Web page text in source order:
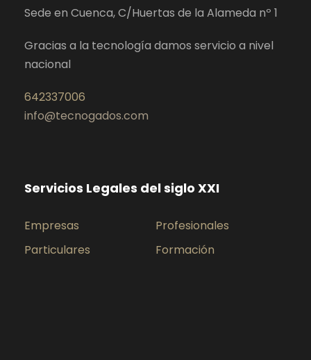
Sede en Cuenca, C/Huertas de la Alameda nº 1
Gracias a la tecnología damos servicio a nivel
nacional
642337006
info@tecnogados.com
Servicios Legales del siglo XXI
Empresas
Profesionales
Particulares
Formación